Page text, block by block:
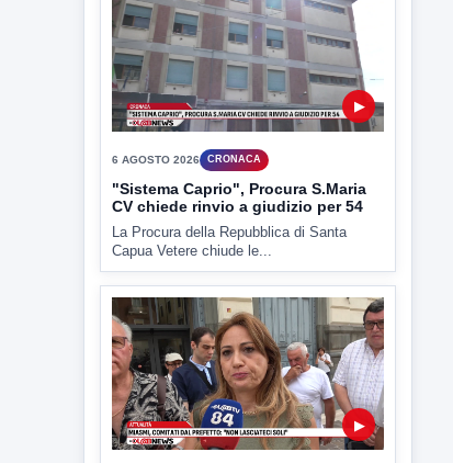
▶
6 AGOSTO 2026 CRONACA
"Sistema Caprio", Procura S.Maria
CV chiede rinvio a giudizio per 54
La Procura della Repubblica di Santa
Capua Vetere chiude le...
▶